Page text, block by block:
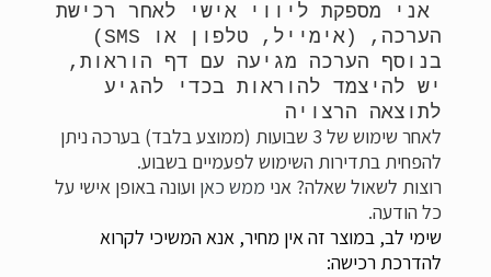
אני מספקת ליווי אישי לאחר רכישת
הערכה, (אימייל, טלפון או SMS)
בנוסף הערכה מגיעה עם דף הוראות,
יש להיצמד להוראות בכדי להגיע
לתוצאה הרצויה
לאחר שימוש של 3 שבועות (ממוצע בלבד) בערכה ניתן
להפחית בתדירות השימוש לפעמיים בשבוע.
רוצות לשאול שאלה? אני ממש כאן ועונה באופן אישי על
כל הודעה.
שימי לב, במוצר זה אין מחיר, אנא המשיכי לקרוא
להדרכת רכישה: